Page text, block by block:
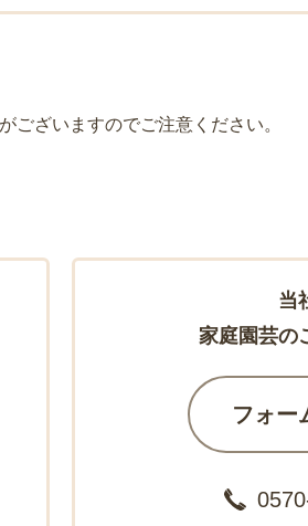
ございますのでご注意ください。
当
家庭園芸の
フォー